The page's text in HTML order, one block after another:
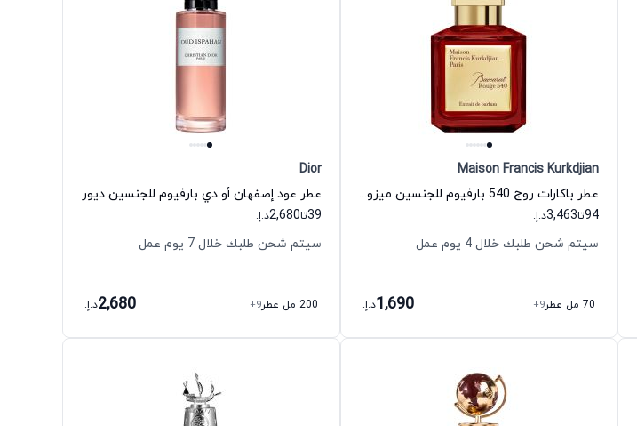
Maison Francis Kurkdjian
عطر باكارات روج 540 بارفيوم للجنسين ميزون فرانسيس كركجيان
94تا3,463د.إ.
سيتم شحن طلبك خلال 4 يوم عمل
70 مل عطر +9
1,690د.إ.
Dior
عطر عود إصفهان أو دي بارفيوم للجنسين ديور
39تا2,680د.إ.
سيتم شحن طلبك خلال 7 يوم عمل
200 مل عطر +9
2,680د.إ.